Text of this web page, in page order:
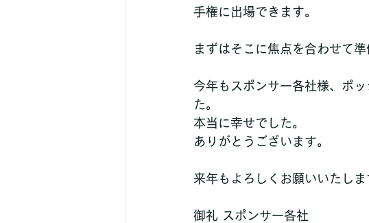
手権に出場できます。
まずはそこに焦点を合わせて準
今年もスポンサー各社様、ポ
た。
本当に幸せでした。
ありがとうございます。
来年もよろしくお願いいたしま
御礼 スポンサー各社